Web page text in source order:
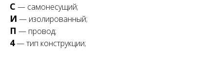
С — самонесущий;
И — изолированный;
П — провод;
4— тип конструкции;